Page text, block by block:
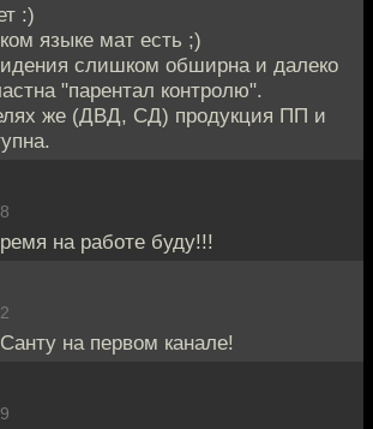
:)
языке мат есть ;)
слишком обширна и далеко
"парентал контролю".
же (ДВД, СД) продукция ПП и
на работе буду!!!
на первом канале!